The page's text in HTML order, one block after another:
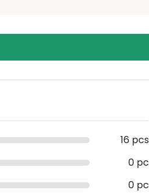
16 pcs
0 pc
0 pc